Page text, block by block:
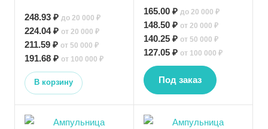
248.93 ₽ до 20 000 ₽
224.04 ₽ от 20 000 ₽
211.59 ₽ от 50 000 ₽
191.68 ₽ от 100 000 ₽
В корзину
165.00 ₽ до 20 000 ₽
148.50 ₽ от 20 000 ₽
140.25 ₽ от 50 000 ₽
127.05 ₽ от 100 000 ₽
Под заказ